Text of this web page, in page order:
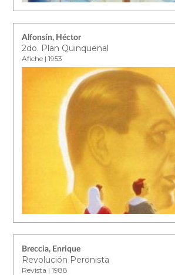
Alfonsín, Héctor
2do. Plan Quinquenal
Afiche | 1953
Breccia, Enrique
Revolución Peronista
Revista | 1988